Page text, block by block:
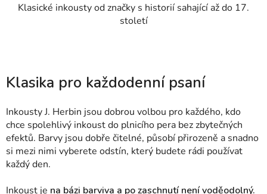
Klasické inkousty od značky s historií sahající až do 17.
století
Klasika pro každodenní psaní
Inkousty J. Herbin jsou dobrou volbou pro každého, kdo
chce spolehlivý inkoust do plnicího pera bez zbytečných
efektů. Barvy jsou dobře čitelné, působí přirozeně a snadno
si mezi nimi vyberete odstín, který budete rádi používat
každý den.
Inkoust je na bázi barviva a po zaschnutí není voděodolný.